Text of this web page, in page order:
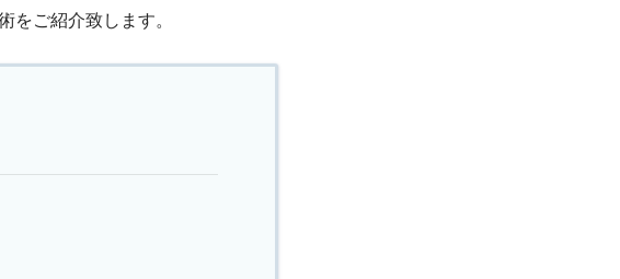
をご紹介致します。